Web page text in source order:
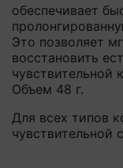
обеспечивает
Это позволяет
восстановить
чувствительной
Объем 48 г.
Для всех типов
чувствительной